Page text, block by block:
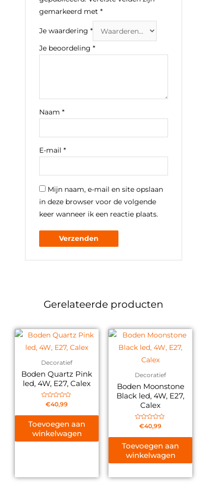
gemarkeerd met*
Je waardering*
Je beoordeling*
Naam*
E-mail*
Mijn naam, e-mail en site opslaan
in deze browser voor de volgende
keer wanneer ik een reactie plaats.
Gerelateerde producten
Decoratief
Boden Quartz Pink
led, 4W, E27, Calex
Gewaardeerd
uit
€40,99
Toevoegen aan
winkelwagen
Decoratief
Boden Moonstone
Black led, 4W, E27,
Calex
Gewaardeerd
uit
€40,99
Toevoegen aan
winkelwagen